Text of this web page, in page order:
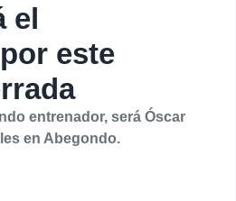
el
este
entrenador, será Óscar
en Abegondo.